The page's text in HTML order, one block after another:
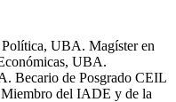
UBA. Magíster en
UBA.
Becario de Posgrado CEIL
del IADE y de la